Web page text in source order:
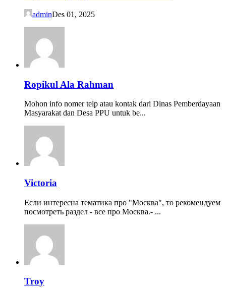
adminDes 01, 2025
Ropikul Ala Rahman
Mohon info nomer telp atau kontak dari Dinas Pemberdayaan
Masyarakat dan Desa PPU untuk be...
Victoria
Если интересна тематика про "Москва", то рекомендуем
посмотреть раздел - все про Москва.- ...
Troy